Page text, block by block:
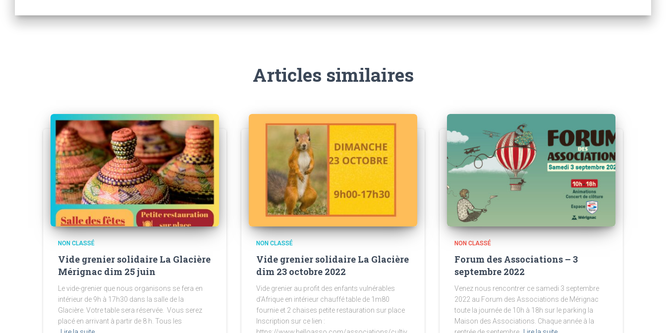
Articles similaires
NON CLASSÉ
Vide grenier solidaire La Glacière
Mérignac dim 25 juin
Le vide-grenier que nous organisons se fera en
intérieur de 9h à 17h30 dans la salle de la
Glacière. Votre table sera réservée. Vous serez
placé en arrivant à partir de 8 h. Tous les
NON CLASSÉ
Vide grenier solidaire La Glacière
dim 23 octobre 2022
Vide grenier au profit des enfants vulnérables
d’Afrique en intérieur chauffé table de 1m80
fournie et 2 chaises petite restauration sur place
Inscription sur ce lien :
NON CLASSÉ
Forum des Associations – 3
septembre 2022
Venez nous rencontrer ce samedi 3 septembre
2022 au Forum des Associations de Mérignac
toute la journée de 10h à 18h sur le parking la
Maison des Associations. Chaque année à la